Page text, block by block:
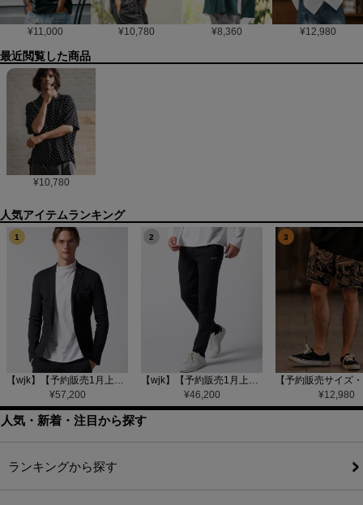
¥11,000 ¥10,780 ¥8,360 ¥12,980
最近閲覧した商品
¥10,780
1
【wjk】【予約販売1月上旬～中旬入荷】function knit jacket(jacquard check) ニットジャケット(207 mw08j)
¥57,200
2
【wjk】【予約販売1月上旬～中旬入荷】function knit easy slacks(jacquard check) ニットイージーパンツ(504 mw08j)
¥46,200
3
¥12,980
人気・新着・注目から探す
ランキングから探す